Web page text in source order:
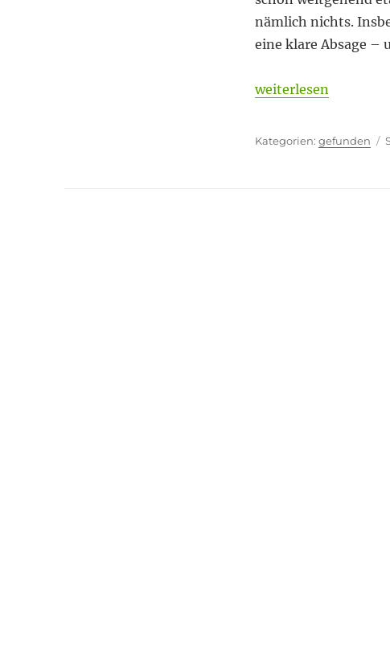
nämlich nichts.
eine klare Absage –
„James Dean for a
weiterlesen
Kategorien
gefunden